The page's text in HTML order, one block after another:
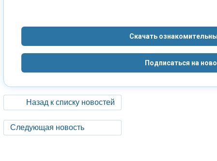
Скачать
Подписаться на
Назад к списку новостей
Следующая новость